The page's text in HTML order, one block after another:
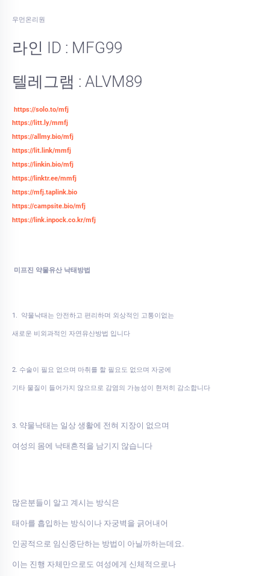
우먼온리원
라인 ID : MFG99
텔레그램 : ALVM89
https://solo.to/mfj
https://litt.ly/mmfj
https://allmy.bio/mfj
https://lit.link/mmfj
https://linkin.bio/mfj
https://linktr.ee/mmfj
https://mfj.taplink.bio
https://campsite.bio/mfj
https://link.inpock.co.kr/mfj
미프진 약물유산 낙태방법
1. 약물낙태는 안전하고 편리하며 외상적인 고통이없는
새로운 비외과적인 자연유산방법 입니다
2. 수술이 필요 없으며 마취를 할 필요도 없으며 자궁에
기타 물질이 들어가지 않으므로 감염의 가능성이 현저히 감소합니다
3. 약물낙태는 일상 생활에 전혀 지장이 없으며
여성의 몸에 낙태흔적을 남기지 않습니다
많은분들이 알고 계시는 방식은
태아를 흡입하는 방식이나 자궁벽을 긁어내어
인공적으로 임신중단하는 방법이 아닐까하는데요.
이는 진행 자체만으로도 여성에게 신체적으로나